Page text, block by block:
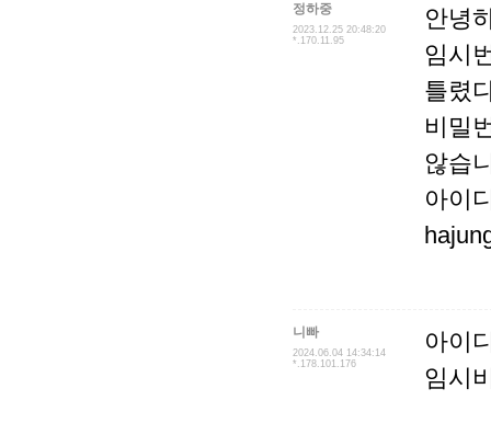
정하중
2023.12.25 20:48:20
*.170.11.95
안녕
임시
틀렸
비밀
않습
아이
니빠
2024.06.04 14:34:14
*.178.101.176
아이
임시